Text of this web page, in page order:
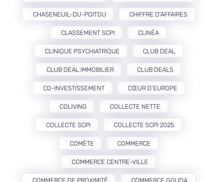
CHASENEUIL-DU-POITOU CHIFFRE D'AFFAIRES
CLASSEMENT SCPI CLINÉA
CLINIQUE PSYCHIATRIQUE CLUB DEAL
CLUB DEAL IMMOBILIER CLUB DEALS
CO-INVESTISSEMENT CŒUR D’EUROPE
COLIVING COLLECTE NETTE
COLLECTE SCPI COLLECTE SCPI 2025
COMÈTE COMMERCE
COMMERCE CENTRE-VILLE
COMMERCE DE PROXIMITÉ COMMERCE GOUDA